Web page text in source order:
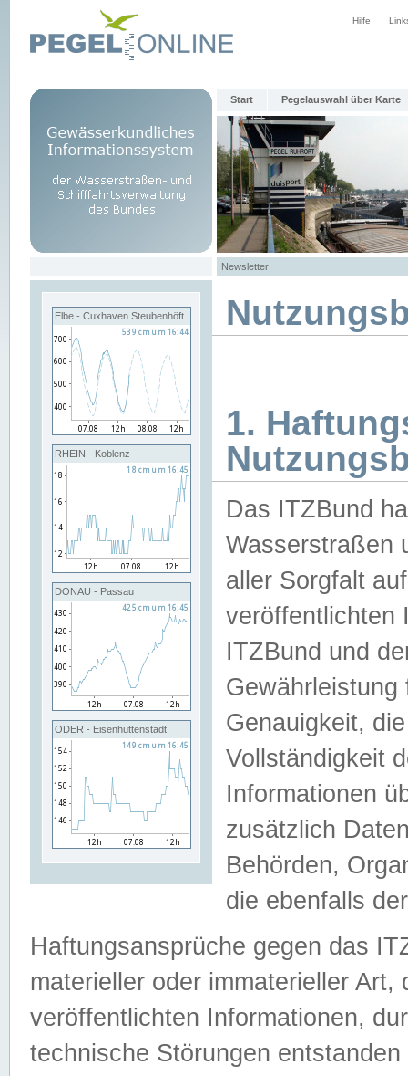
Hilfe
Start Pegelauswahl über Karte
Newsletter
Elbe - Cuxhaven Steubenhöft
RHEIN - Koblenz
DONAU - Passau
ODER - Eisenhüttenstadt
1.
Das ITZBund
Wasserstraßen
aller Sorgfalt
veröffentlichten
ITZBund und
Genauigkeit,
Vollständigkeit
Informationen
zusätzlich
Behörden,
die ebenfalls
Haftungsansprüche gegen das
materieller oder immaterieller
veröffentlichten Informationen,
technische Störungen